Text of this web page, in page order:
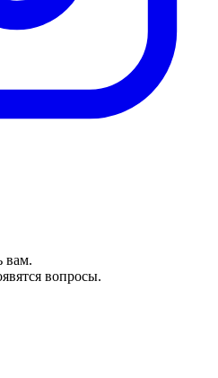
вам.
вопросы.